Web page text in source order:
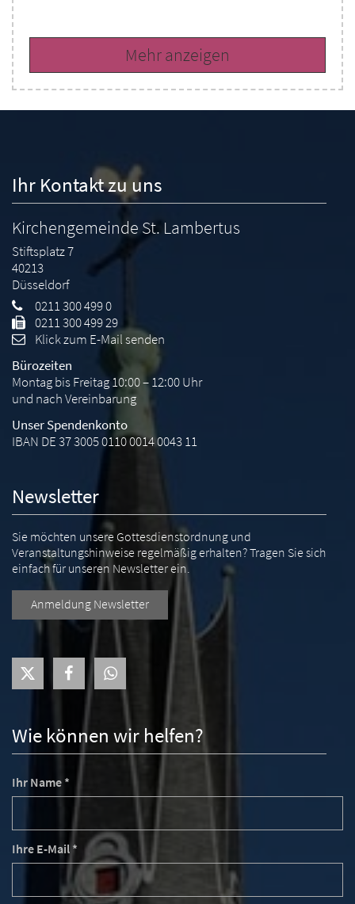
Mehr anzeigen
Wie können wir helfen?
Ihr Name *
Ihre E-Mail *
Ihr Kontakt zu uns
Kirchengemeinde St. Lambertus
Stiftsplatz 7
40213
Düsseldorf
0211 300 499 0
0211 300 499 29
Klick zum E-Mail senden
Bürozeiten
Montag bis Freitag 10:00 – 12:00 Uhr
und nach Vereinbarung
Unser Spendenkonto
IBAN DE 37 3005 0110 0014 0043 11
Newsletter
Sie möchten unsere Gottesdienstordnung und
Veranstaltungshinweise regelmäßig erhalten? Tragen Sie sich
einfach für unseren Newsletter ein.
Anmeldung Newsletter